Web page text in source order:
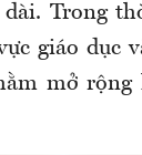
Trong
giáo dục
mở